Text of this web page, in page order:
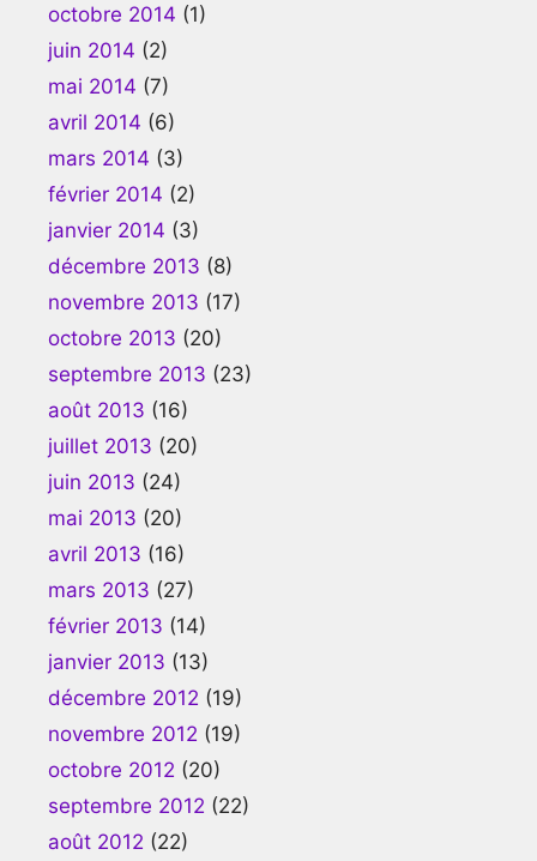
octobre 2014 (1)
juin 2014 (2)
mai 2014 (7)
avril 2014 (6)
mars 2014 (3)
février 2014 (2)
janvier 2014 (3)
décembre 2013 (8)
novembre 2013 (17)
octobre 2013 (20)
septembre 2013 (23)
août 2013 (16)
juillet 2013 (20)
juin 2013 (24)
mai 2013 (20)
avril 2013 (16)
mars 2013 (27)
février 2013 (14)
janvier 2013 (13)
décembre 2012 (19)
novembre 2012 (19)
octobre 2012 (20)
septembre 2012 (22)
août 2012 (22)